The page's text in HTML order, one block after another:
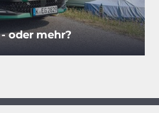
oder mehr?